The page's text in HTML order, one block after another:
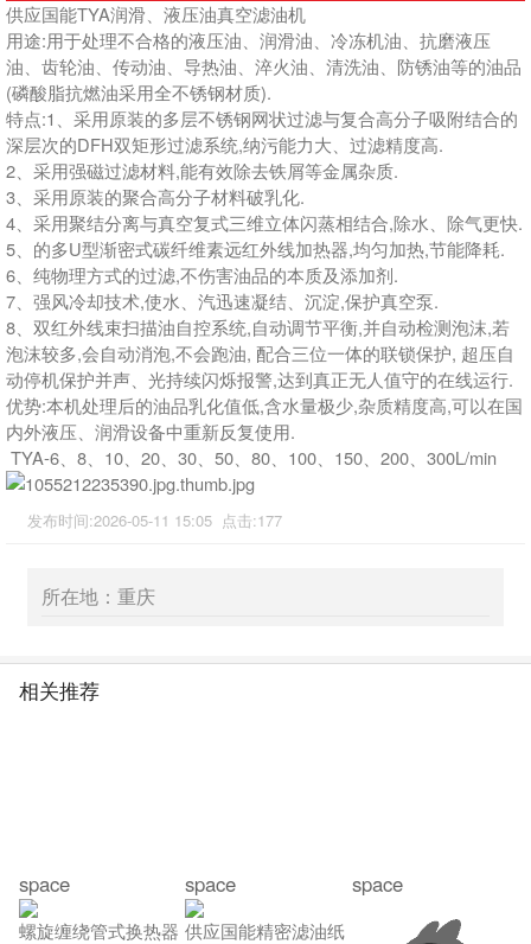
供应国能TYA润滑、液压油真空滤油机
用途:用于处理不合格的液压油、润滑油、冷冻机油、抗磨液压
油、齿轮油、传动油、导热油、淬火油、清洗油、防锈油等的油品
(磷酸脂抗燃油采用全不锈钢材质).
特点:1、采用原装的多层不锈钢网状过滤与复合高分子吸附结合的
深层次的DFH双矩形过滤系统,纳污能力大、过滤精度高.
2、采用强磁过滤材料,能有效除去铁屑等金属杂质.
3、采用原装的聚合高分子材料破乳化.
4、采用聚结分离与真空复式三维立体闪蒸相结合,除水、除气更快.
5、的多U型渐密式碳纤维素远红外线加热器,均匀加热,节能降耗.
6、纯物理方式的过滤,不伤害油品的本质及添加剂.
7、强风冷却技术,使水、汽迅速凝结、沉淀,保护真空泵.
8、双红外线束扫描油自控系统,自动调节平衡,并自动检测泡沫,若
泡沫较多,会自动消泡,不会跑油, 配合三位一体的联锁保护, 超压自
动停机保护并声、光持续闪烁报警,达到真正无人值守的在线运行.
优势:本机处理后的油品乳化值低,含水量极少,杂质精度高,可以在国
内外液压、润滑设备中重新反复使用.
TYA-6、8、10、20、30、50、80、100、150、200、300L/min
发布时间:2026-05-11 15:05 点击:177
所在地：重庆
相关推荐
space
螺旋缠绕管式换热器
space
供应国能精密滤油纸
space